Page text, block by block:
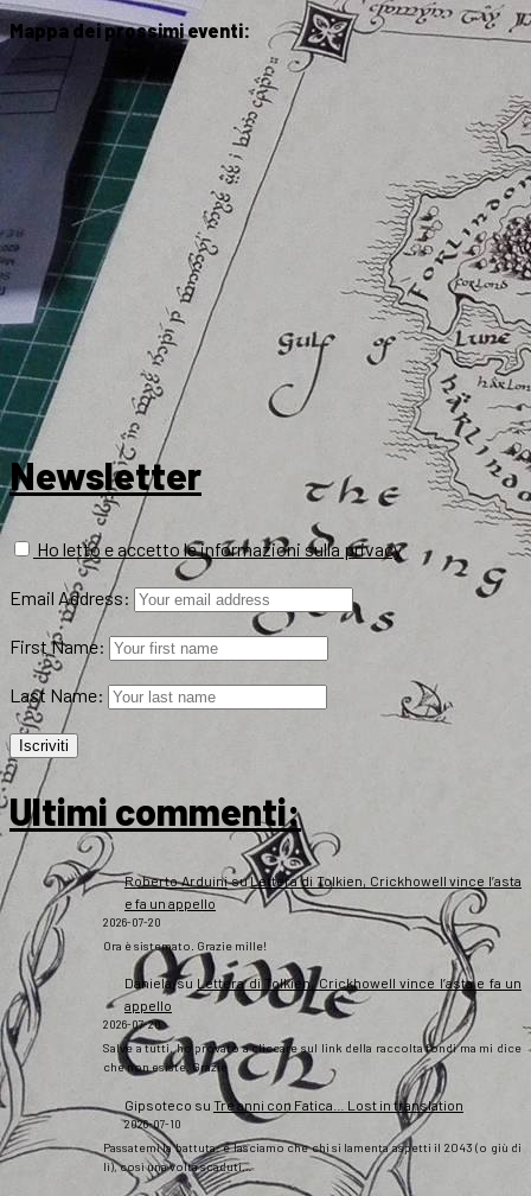
Mappa dei prossimi eventi:
Newsletter
Ho letto e accetto le informazioni sulla privacy
Email Address:
First Name:
Last Name:
Ultimi commenti:
Roberto ArduinisuLettera di Tolkien, Crickhowell vince l’asta
e fa un appello
2026-07-20
Ora è sistemato. Grazie mille!
Daniela su Lettera di Tolkien, Crickhowell vince l’asta e fa un
appello
2026-07-20
Salve a tutti, ho provato a cliccare sul link della raccolta fondi ma mi dice
che non esiste. Grazie
Gipsoteco su Tre anni con Fatica… Lost in translation
2026-07-10
Passatemi la battuta: e lasciamo che chi si lamenta aspetti il 2043 (o giù di
lì), così una volta scaduti…